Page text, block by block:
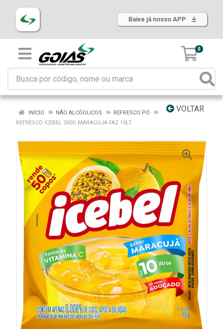
Baixe já nosso APP
0
VOLTAR
INÍCIO NÃO ALCÓOLICOS
REFRESCO PÓ
REFRESCO ICEBEL 200G MARACUJA FAZ 10LT